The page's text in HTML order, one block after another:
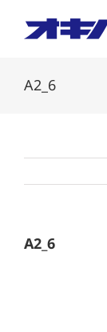
A2_6
A2_6